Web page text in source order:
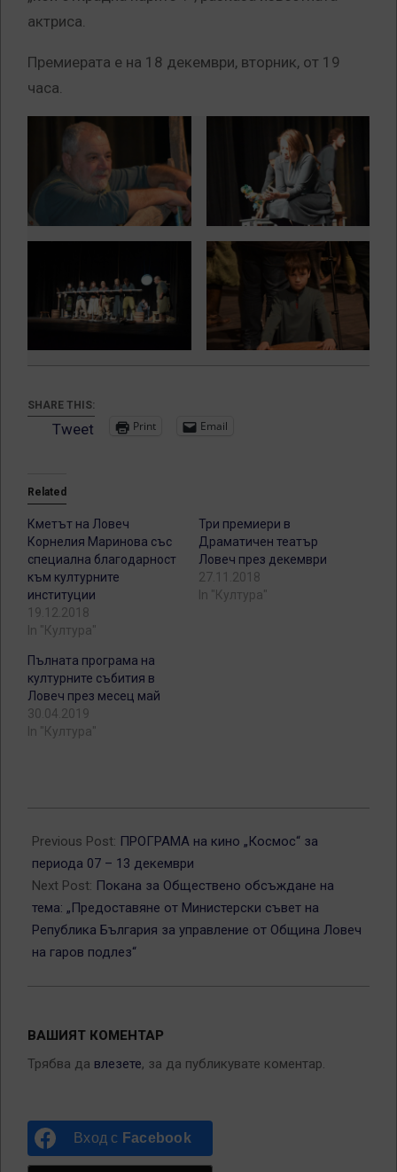
актриса.
Премиерата е на 18 декември, вторник, от 19
часа.
SHARE THIS:
Tweet Print Email
Related
Кметът на Ловеч
Корнелия Маринова със
специална благодарност
към културните
институции
19.12.2018
In "Култура"
Три премиери в
Драматичен театър
Ловеч през декември
27.11.2018
In "Култура"
Пълната програма на
културните събития в
Ловеч през месец май
30.04.2019
In "Култура"
12-
11
Previous Post: ПРОГРАМА на кино „Космос“ за
периода 07 – 13 декември
Next Post: Покана за Обществено обсъждане на
тема: „Предоставяне от Министерски съвет на
Република България за управление от Община Ловеч
на гаров подлез“
ВАШИЯТ КОМЕНТАР
Трябва да влезете, за да публикувате коментар.
Вход с Facebook